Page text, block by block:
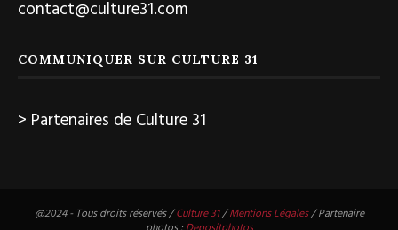
contact@culture31.com
COMMUNIQUER SUR CULTURE 31
> Partenaires de Culture 31
@2024 - Tous droits réservés /Culture 31/Mentions Légales/ Partenaire